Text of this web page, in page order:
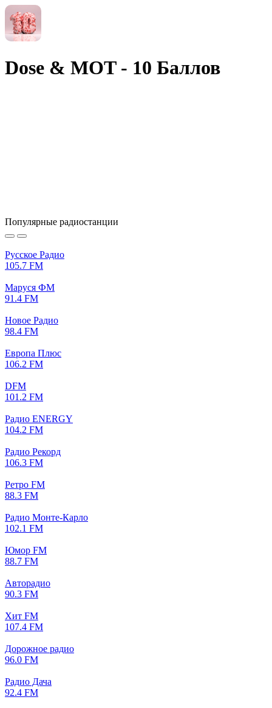
Dose & MOT - 10 Баллов
Популярные радиостанции
Русское Радио
105.7 FM
Маруся ФМ
91.4 FM
Новое Радио
98.4 FM
Европа Плюс
106.2 FM
DFM
101.2 FM
Радио ENERGY
104.2 FM
Радио Рекорд
106.3 FM
Ретро FM
88.3 FM
Радио Монте-Карло
102.1 FM
Юмор FM
88.7 FM
Авторадио
90.3 FM
Хит FM
107.4 FM
Дорожное радио
96.0 FM
Радио Дача
92.4 FM